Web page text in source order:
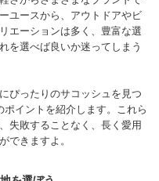
ユースから、アウトドアやビ
エーションは多く、豊富な選
を選べば良いか迷ってしまう
ぴったりのサコッシュを見つ
イントを紹介します。これら
失敗することなく、長く愛用
できますよ。